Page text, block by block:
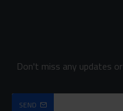
Don't miss any updates
SEND